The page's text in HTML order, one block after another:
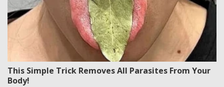
This Simple Trick Removes All Parasites From Your
Body!